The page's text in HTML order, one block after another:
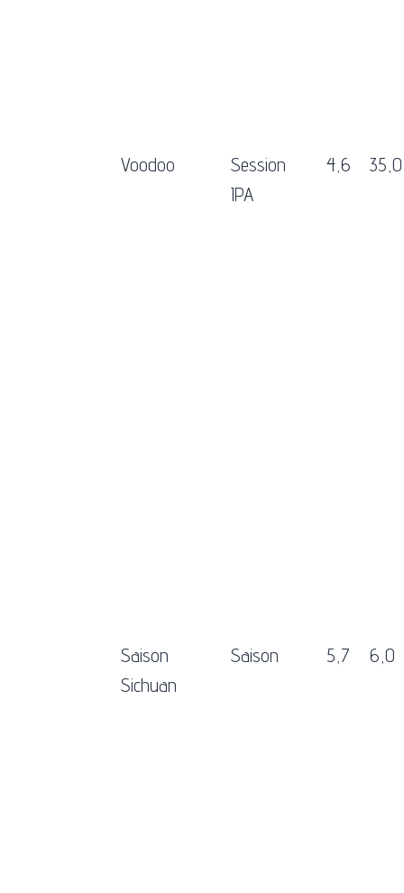
Voodoo
Session
IPA
4,6 35,0
Saison
Sichuan
Saison 5,7 6,0